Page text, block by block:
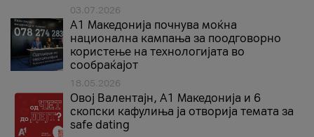
03.07.2026
A1 Македонија почнува моќна
национална кампања за поодговорно
користење на технологијата во
сообраќајот
18.05.2026
Овој Валентајн, A1 Македонија и 6
скопски кафулиња ја отворија темата за
safe dating